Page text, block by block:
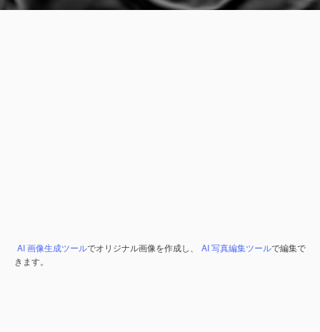
AI 画像生成ツールでオリジナル画像を作成し、 AI 写真編集ツールで編集で
きます。